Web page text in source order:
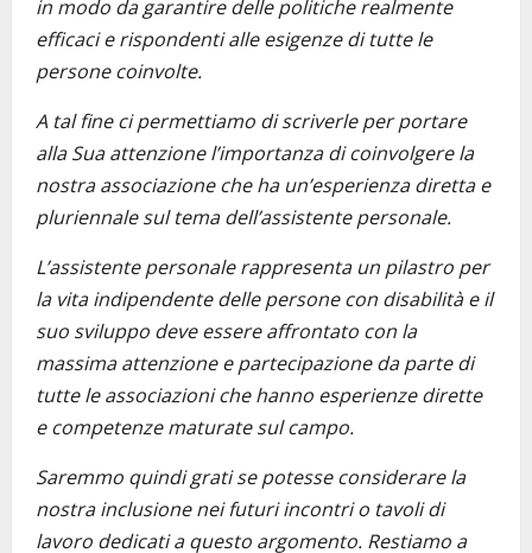
in modo da garantire delle politiche realmente
efficaci e rispondenti alle esigenze di tutte le
persone coinvolte.
A tal fine ci permettiamo di scriverle per portare
alla Sua attenzione l’importanza di coinvolgere la
nostra associazione che ha un’esperienza diretta e
pluriennale sul tema dell’assistente personale.
L’assistente personale rappresenta un pilastro per
la vita indipendente delle persone con disabilità e il
suo sviluppo deve essere affrontato con la
massima attenzione e partecipazione da parte di
tutte le associazioni che hanno esperienze dirette
e competenze maturate sul campo.
Saremmo quindi grati se potesse considerare la
nostra inclusione nei futuri incontri o tavoli di
lavoro dedicati a questo argomento. Restiamo a